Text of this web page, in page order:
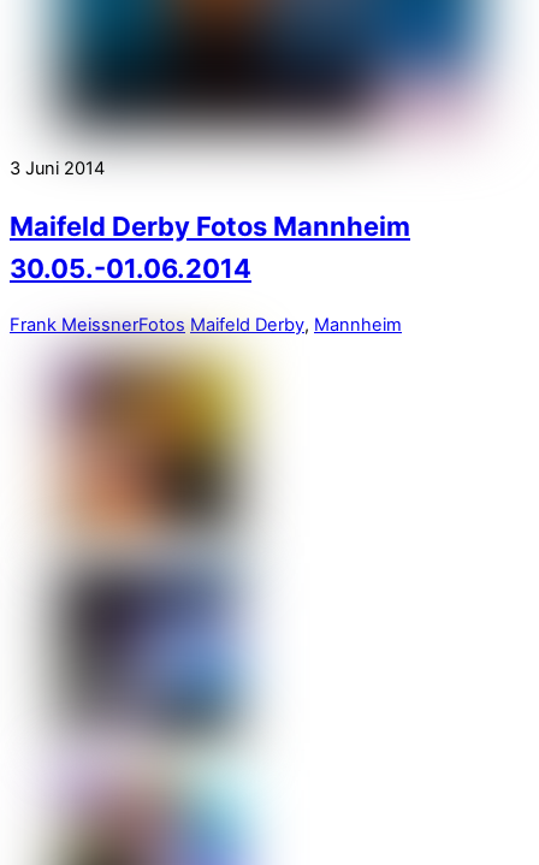
3 Juni 2014
Maifeld Derby Fotos Mannheim
30.05.-01.06.2014
Frank MeissnerFotos Maifeld Derby, Mannheim